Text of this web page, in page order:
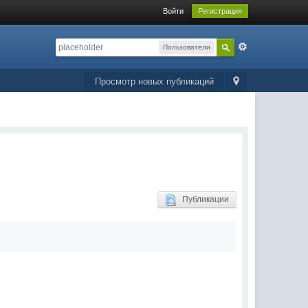
Войти Регистрация
Пользователи
Просмотр новых публикаций
Публикации